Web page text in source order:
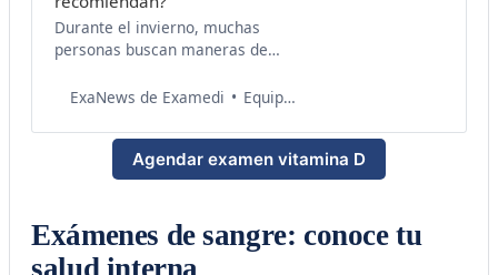
Durante el invierno, muchas
personas buscan maneras de
través de la nutrición y
compartimos algunas
recomendaciones sobre
suplementos y vitaminas que
meses de invierno, y algunas
pautas sobre cuándo podrían ser
necesarios los suplementos
ExaNews de Examedi Equipo de Salud Examedi
Agendar examen vitamina D
Exámenes de sangre: conoce tu
salud interna